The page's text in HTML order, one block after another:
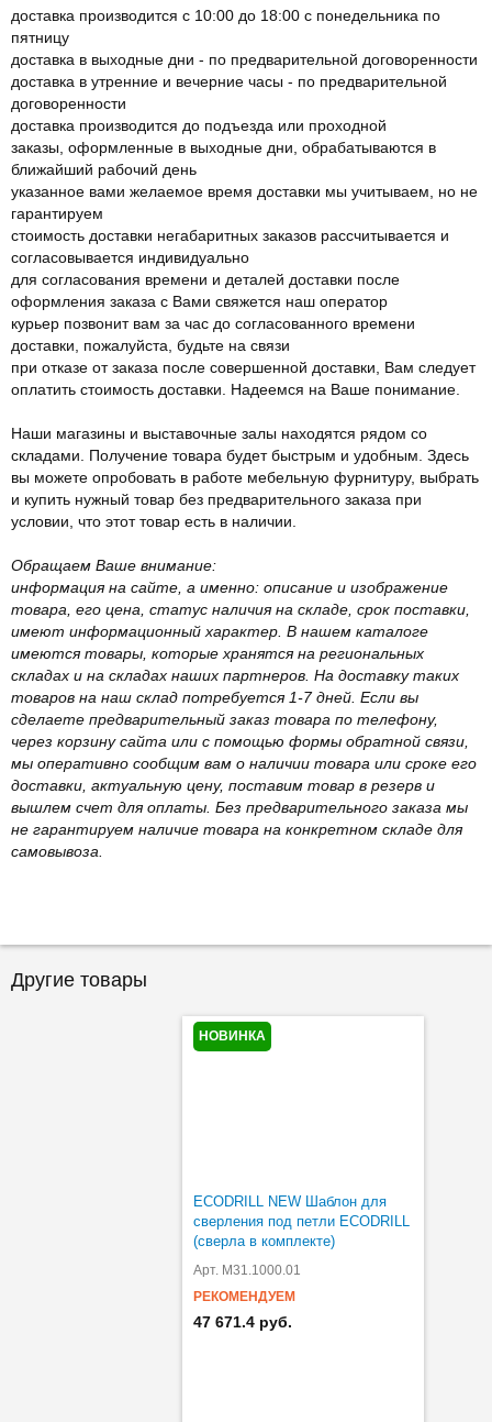
доставка производится с 10:00 до 18:00 с понедельника по
пятницу
доставка в выходные дни - по предварительной договоренности
доставка в утренние и вечерние часы - по предварительной
договоренности
доставка производится до подъезда или проходной
заказы, оформленные в выходные дни, обрабатываются в
ближайший рабочий день
указанное вами желаемое время доставки мы учитываем, но не
гарантируем
стоимость доставки негабаритных заказов рассчитывается и
согласовывается индивидуально
для согласования времени и деталей доставки после
оформления заказа с Вами свяжется наш оператор
курьер позвонит вам за час до согласованного времени
доставки, пожалуйста, будьте на связи
при отказе от заказа после совершенной доставки, Вам следует
оплатить стоимость доставки. Надеемся на Ваше понимание.
Наши магазины и выставочные залы находятся рядом со
складами. Получение товара будет быстрым и удобным. Здесь
вы можете опробовать в работе мебельную фурнитуру, выбрать
и купить нужный товар без предварительного заказа при
условии, что этот товар есть в наличии.
Обращаем Ваше внимание:
информация на сайте, а именно: описание и изображение
товара, его цена, статус наличия на складе, срок поставки,
имеют информационный характер. В нашем каталоге
имеются товары, которые хранятся на региональных
складах и на складах наших партнеров. На доставку таких
товаров на наш склад потребуется 1-7 дней. Если вы
сделаете предварительный заказ товара по телефону,
через корзину сайта или с помощью формы обратной связи,
мы оперативно сообщим вам о наличии товара или сроке его
доставки, актуальную цену, поставим товар в резерв и
вышлем счет для оплаты. Без предварительного заказа мы
не гарантируем наличие товара на конкретном складе для
самовывоза.
Другие товары
НОВИНКА
ECODRILL NEW Шаблон для
сверления под петли ECODRILL
(сверла в комплекте)
Арт. M31.1000.01
РЕКОМЕНДУЕМ
47 671.4 руб.